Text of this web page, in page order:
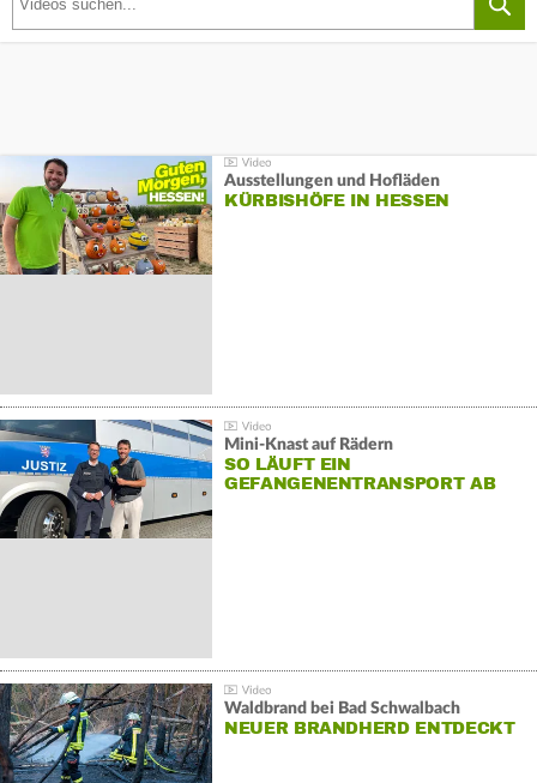
Ausstellungen und Hofläden
KÜRBISHÖFE IN HESSEN
Mini-Knast auf Rädern
SO LÄUFT EIN
GEFANGENENTRANSPORT AB
Waldbrand bei Bad Schwalbach
NEUER BRANDHERD ENTDECKT